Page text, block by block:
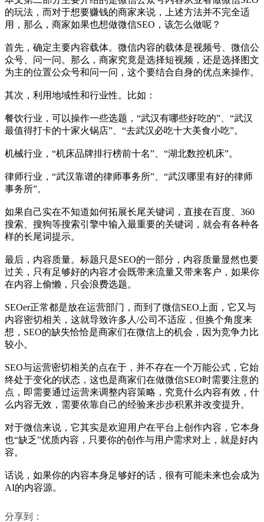
的玩法，而对于想要赚钱的商家来说，上述方法并不完全适
用，那么，商家如果也想做微信SEO，该怎么做呢？
首先，确定主要内容载体。微信内容的载体是视频号、微信公
众号、问一问。那么，商家究竟是选择短视频，还是选择图文
为主的位置公众号和问一问，这个要结合自身的优点来操作。
其次，利用地域性和行业性。比如：
餐饮行业，可以操作一些选题，“武汉有哪些好吃的”、“武汉
最值得打卡的十家火锅店”、“去武汉必吃十大美食小吃”。
机械行业，“机床品牌排行榜前十名”、“湖北数控机床”。
律师行业，“武汉靠谱的律师事务所”、“武汉哪里有好的律师
事务所”。
如果自己实在不知道如何拓展长尾关键词，直接在百度、360
搜索、搜狗等搜索引擎中输入最重要的关键词，就会有各种各
样的长尾词提示。
最后，内容质量。标题只是SEO的一部分，内容质量显然也要
过关，只有足够好的内容才会既带来流量又带来客户，如果你
在内容上偷懒，只会浪费选题。
SEOer正常都是放在运营部门，而到了微信SEO上面，它又与
内容密切相关，这就导致许多人/公司不适应，但换个角度来
想，SEO的缺失恰恰是商家们在微信上的机会，因为竞争力比
较小。
SEO与运营密切相关的点在于，并不存在一个万能公式，它始
终处于变化的状态，这也是商家们在做微信SEO时需要注意的
点，即需要通过运营来调整内容策略，究竟什么内容有效，什
么内容无效，需要依靠自己的经验来步步积累并改变提升。
对于微信来说，它其实是欢迎用户在平台上创作内容，它本身
也“缺乏”优质内容，只要你的创作与用户需求对上，就是好内
容。
话说，如果你的内容本身足够好的话，很有可能未来也会成为
AI的内容源。
分享到：